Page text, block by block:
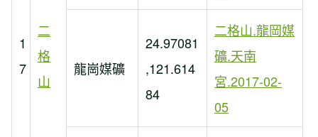
1
7
二
格
山
龍崗媒礦
24.97081
,121.614
84
二格山.龍岡媒
礦.天南
宮.2017-02-
05